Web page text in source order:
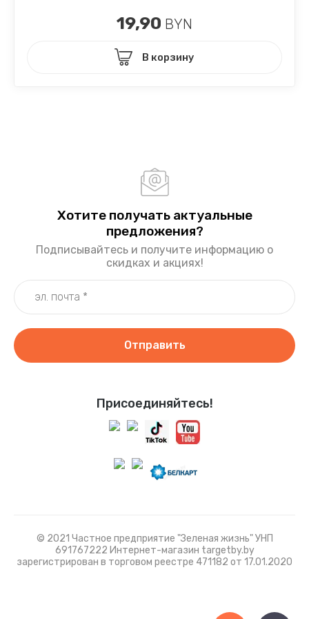
19,90 BYN
В корзину
Присоединяйтесь!
Хотите получать актуальные
предложения?
Подписывайтесь и получите информацию о
скидках и акциях!
Отправить
© 2021 Частное предприятие "Зеленая жизнь" УНП
691767222 Интернет-магазин targetby.by
зарегистрирован в торговом реестре 471182 от 17.01.2020